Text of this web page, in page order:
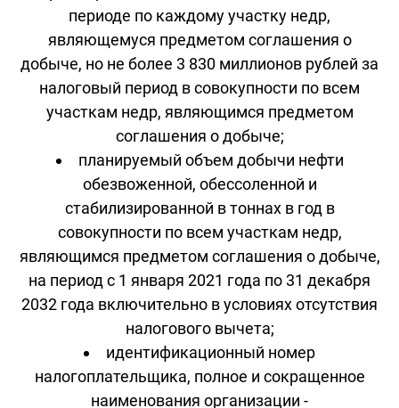
периоде по каждому участку недр,
являющемуся предметом соглашения о
добыче, но не более 3 830 миллионов рублей за
налоговый период в совокупности по всем
участкам недр, являющимся предметом
соглашения о добыче;
планируемый объем добычи нефти
обезвоженной, обессоленной и
стабилизированной в тоннах в год в
совокупности по всем участкам недр,
являющимся предметом соглашения о добыче,
на период с 1 января 2021 года по 31 декабря
2032 года включительно в условиях отсутствия
налогового вычета;
идентификационный номер
налогоплательщика, полное и сокращенное
наименования организации -